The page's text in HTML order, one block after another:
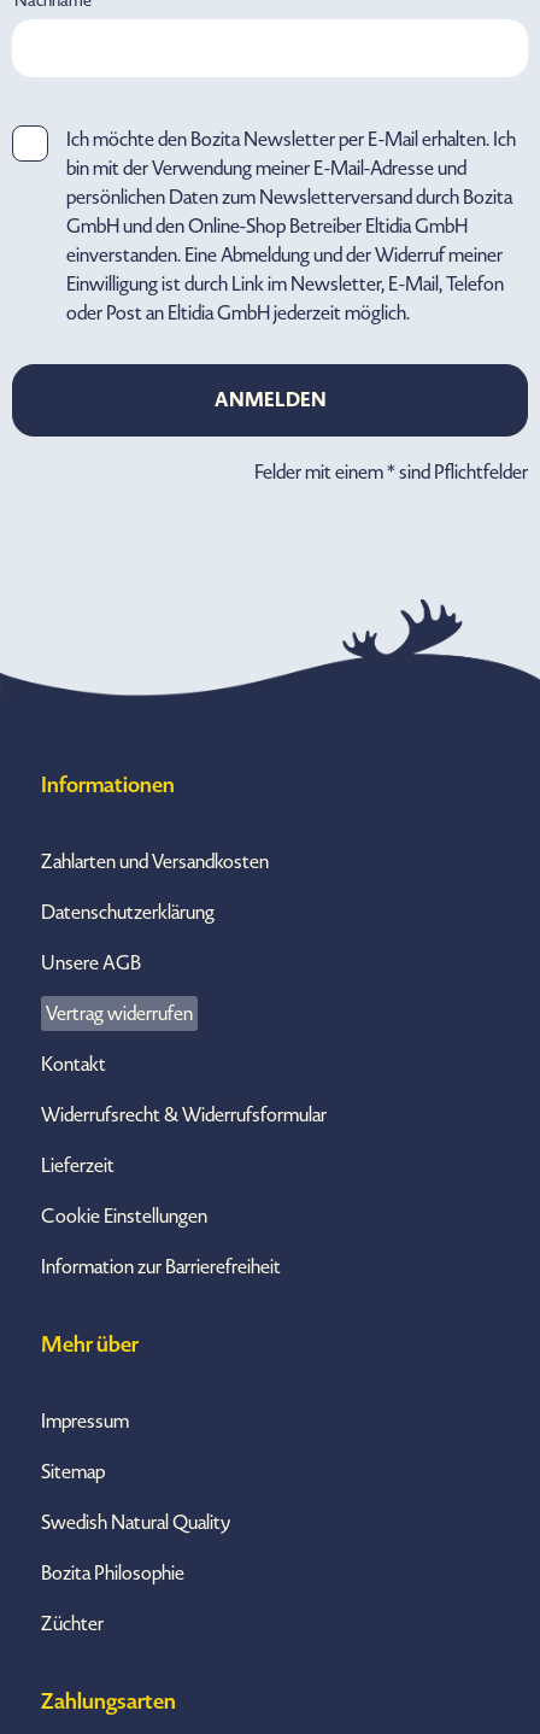
Ich möchte den Bozita Newsletter per E-Mail erhalten. Ich
bin mit der Verwendung meiner E-Mail-Adresse und
persönlichen Daten zum Newsletterversand durch Bozita
GmbH und den Online-Shop Betreiber Eltidia GmbH
einverstanden. Eine Abmeldung und der Widerruf meiner
Einwilligung ist durch Link im Newsletter, E-Mail, Telefon
oder Post an Eltidia GmbH jederzeit möglich.
ANMELDEN
ANMELDEN
Felder mit einem * sind Pflichtfelder
Informationen
Zahlarten und Versandkosten
Datenschutzerklärung
Unsere AGB
Vertrag widerrufen
Kontakt
Widerrufsrecht & Widerrufsformular
Lieferzeit
Cookie Einstellungen
Information zur Barrierefreiheit
Mehr über
Impressum
Sitemap
Swedish Natural Quality
Bozita Philosophie
Züchter
Zahlungsarten